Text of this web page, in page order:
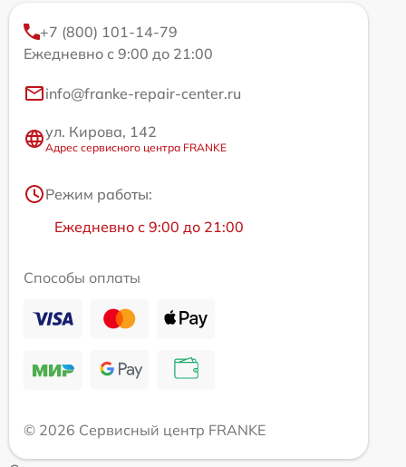
+7 (800) 101-14-79
Ежедневно с 9:00 до 21:00
info@franke-repair-center.ru
ул. Кирова, 142
Адрес сервисного центра FRANKE
Режим работы:
Ежедневно с 9:00 до 21:00
Способы оплаты
© 2026 Сервисный центр FRANKE